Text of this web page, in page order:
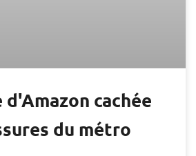
cachée
du métro